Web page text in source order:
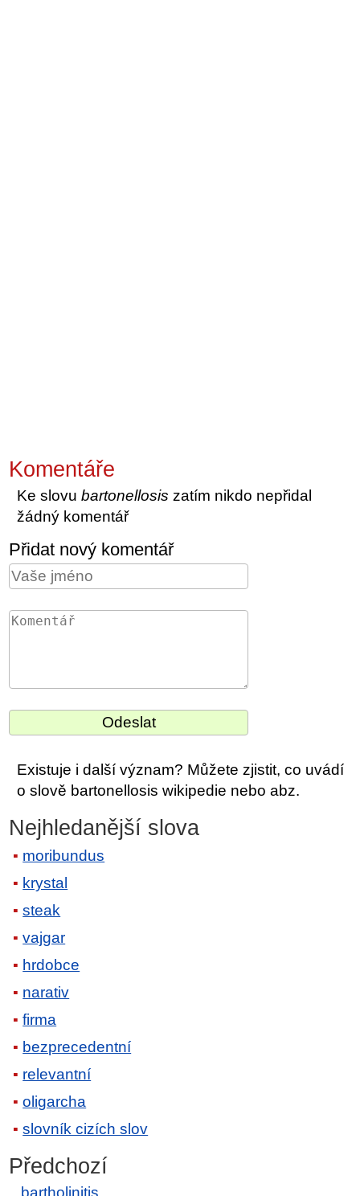
Komentáře
Ke slovubartonellosis zatím nikdo nepřidal
žádný komentář
Přidat nový komentář
Existuje i další význam? Můžete zjistit, co uvádí
o slově bartonellosis wikipedie nebo abz.
Nejhledanější slova
moribundus
krystal
steak
vajgar
hrdobce
narativ
firma
bezprecedentní
relevantní
oligarcha
slovník cizích slov
Předchozí